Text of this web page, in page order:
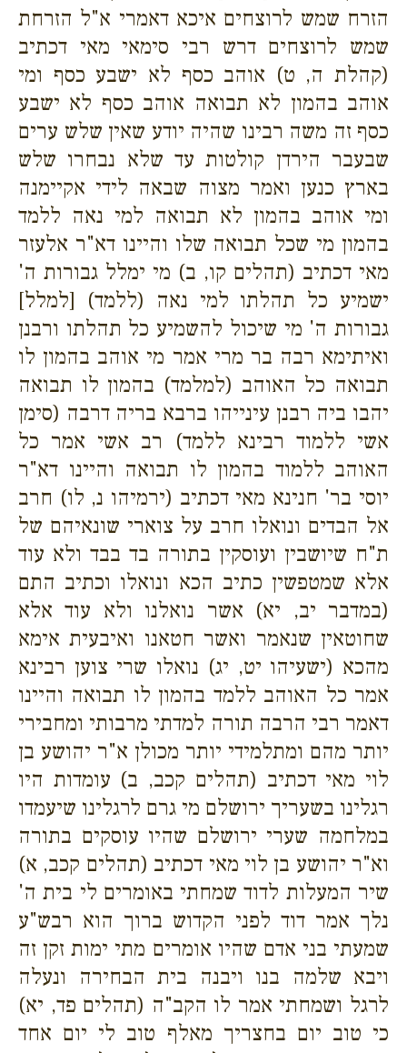
הזרח שמש לרוצחים איכא דאמרי א"ל הזרחת
שמש לרוצחים דרש רבי סימאי מאי דכתיב
(קהלת ה, ט) אוהב כסף לא ישבע כסף ומי
אוהב בהמון לא תבואה אוהב כסף לא ישבע
כסף זה משה רבינו שהיה יודע שאין שלש ערים
שבעבר הירדן קולטות עד שלא נבחרו שלש
בארץ כנען ואמר מצוה שבאה לידי אקיימנה
ומי אוהב בהמון לא תבואה למי נאה ללמד
בהמון מי שכל תבואה שלו והיינו דא"ר אלעזר
מאי דכתיב (תהלים קו, ב) מי ימלל גבורות ה'
ישמיע כל תהלתו למי נאה (ללמד) [למלל]
גבורות ה' מי שיכול להשמיע כל תהלתו ורבנן
ואיתימא רבה בר מרי אמר מי אוהב בהמון לו
תבואה כל האוהב (למלמד) בהמון לו תבואה
יהבו ביה רבנן עינייהו ברבא בריה דרבה (סימן
אשי ללמוד רבינא ללמד) רב אשי אמר כל
האוהב ללמוד בהמון לו תבואה והיינו דא"ר
יוסי בר' חנינא מאי דכתיב (ירמיהו נ, לו) חרב
אל הבדים ונואלו חרב על צוארי שונאיהם של
ת"ח שיושבין ועוסקין בתורה בד בבד ולא עוד
אלא שמטפשין כתיב הכא ונואלו וכתיב התם
(במדבר יב, יא) אשר נואלנו ולא עוד אלא
שחוטאין שנאמר ואשר חטאנו ואיבעית אימא
מהכא (ישעיהו יט, יג) נואלו שרי צוען רבינא
אמר כל האוהב ללמד בהמון לו תבואה והיינו
דאמר רבי הרבה תורה למדתי מרבותי ומחבירי
יותר מהם ומתלמידי יותר מכולן א"ר יהושע בן
לוי מאי דכתיב (תהלים קכב, ב) עומדות היו
רגלינו בשעריך ירושלם מי גרם לרגלינו שיעמדו
במלחמה שערי ירושלם שהיו עוסקים בתורה
וא"ר יהושע בן לוי מאי דכתיב (תהלים קכב, א)
שיר המעלות לדוד שמחתי באומרים לי בית ה'
נלך אמר דוד לפני הקדוש ברוך הוא רבש"ע
שמעתי בני אדם שהיו אומרים מתי ימות זקן זה
ויבא שלמה בנו ויבנה בית הבחירה ונעלה
לרגל ושמחתי אמר לו הקב"ה (תהלים פד, יא)
כי טוב יום בחצריך מאלף טוב לי יום אחד